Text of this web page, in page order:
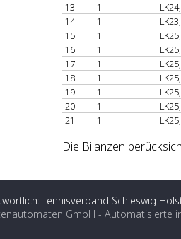
13
1
14
1
15
1
16
1
17
1
18
1
19
1
20
1
21
1
Die Bilanzen
Tennisverband Schleswig
GmbH - Automatisierte